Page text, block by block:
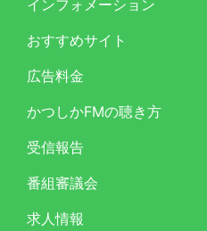
インフォメーション
おすすめサイト
広告料金
かつしかFMの聴き方
受信報告
番組審議会
求人情報